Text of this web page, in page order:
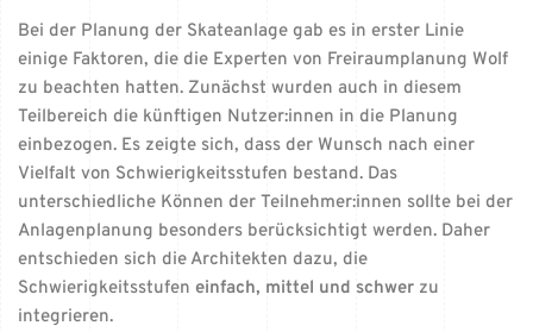
Bei der Planung der Skateanlage gab es in erster Linie
einige Faktoren, die die Experten von Freiraumplanung Wolf
zu beachten hatten. Zunächst wurden auch in diesem
Teilbereich die künftigen Nutzer:innen in die Planung
einbezogen. Es zeigte sich, dass der Wunsch nach einer
Vielfalt von Schwierigkeitsstufen bestand. Das
unterschiedliche Können der Teilnehmer:innen sollte bei der
Anlagenplanung besonders berücksichtigt werden. Daher
entschieden sich die Architekten dazu, die
Schwierigkeitsstufen einfach, mittel und schwer zu
integrieren.